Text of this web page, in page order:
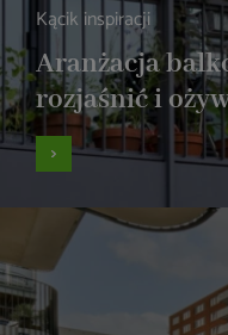
Kącik inspiracji
Aranżacja
rozjaśnić i